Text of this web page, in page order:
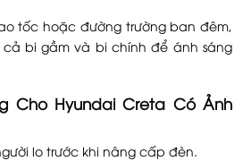
tốc hoặc đường trường ban đêm,
cả bi gầm và bi chính để ánh sáng
Cho Hyundai Creta Có Ảnh
lo trước khi nâng cấp đèn.